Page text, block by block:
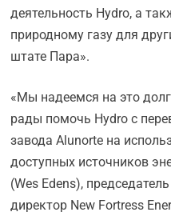
деятельность Hydro, а
природному газу для
штате Пара».
«Мы надеемся на это
рады помочь Hydro с
завода Alunorte на
доступных источников
(Wes Edens),
директор New Fortress